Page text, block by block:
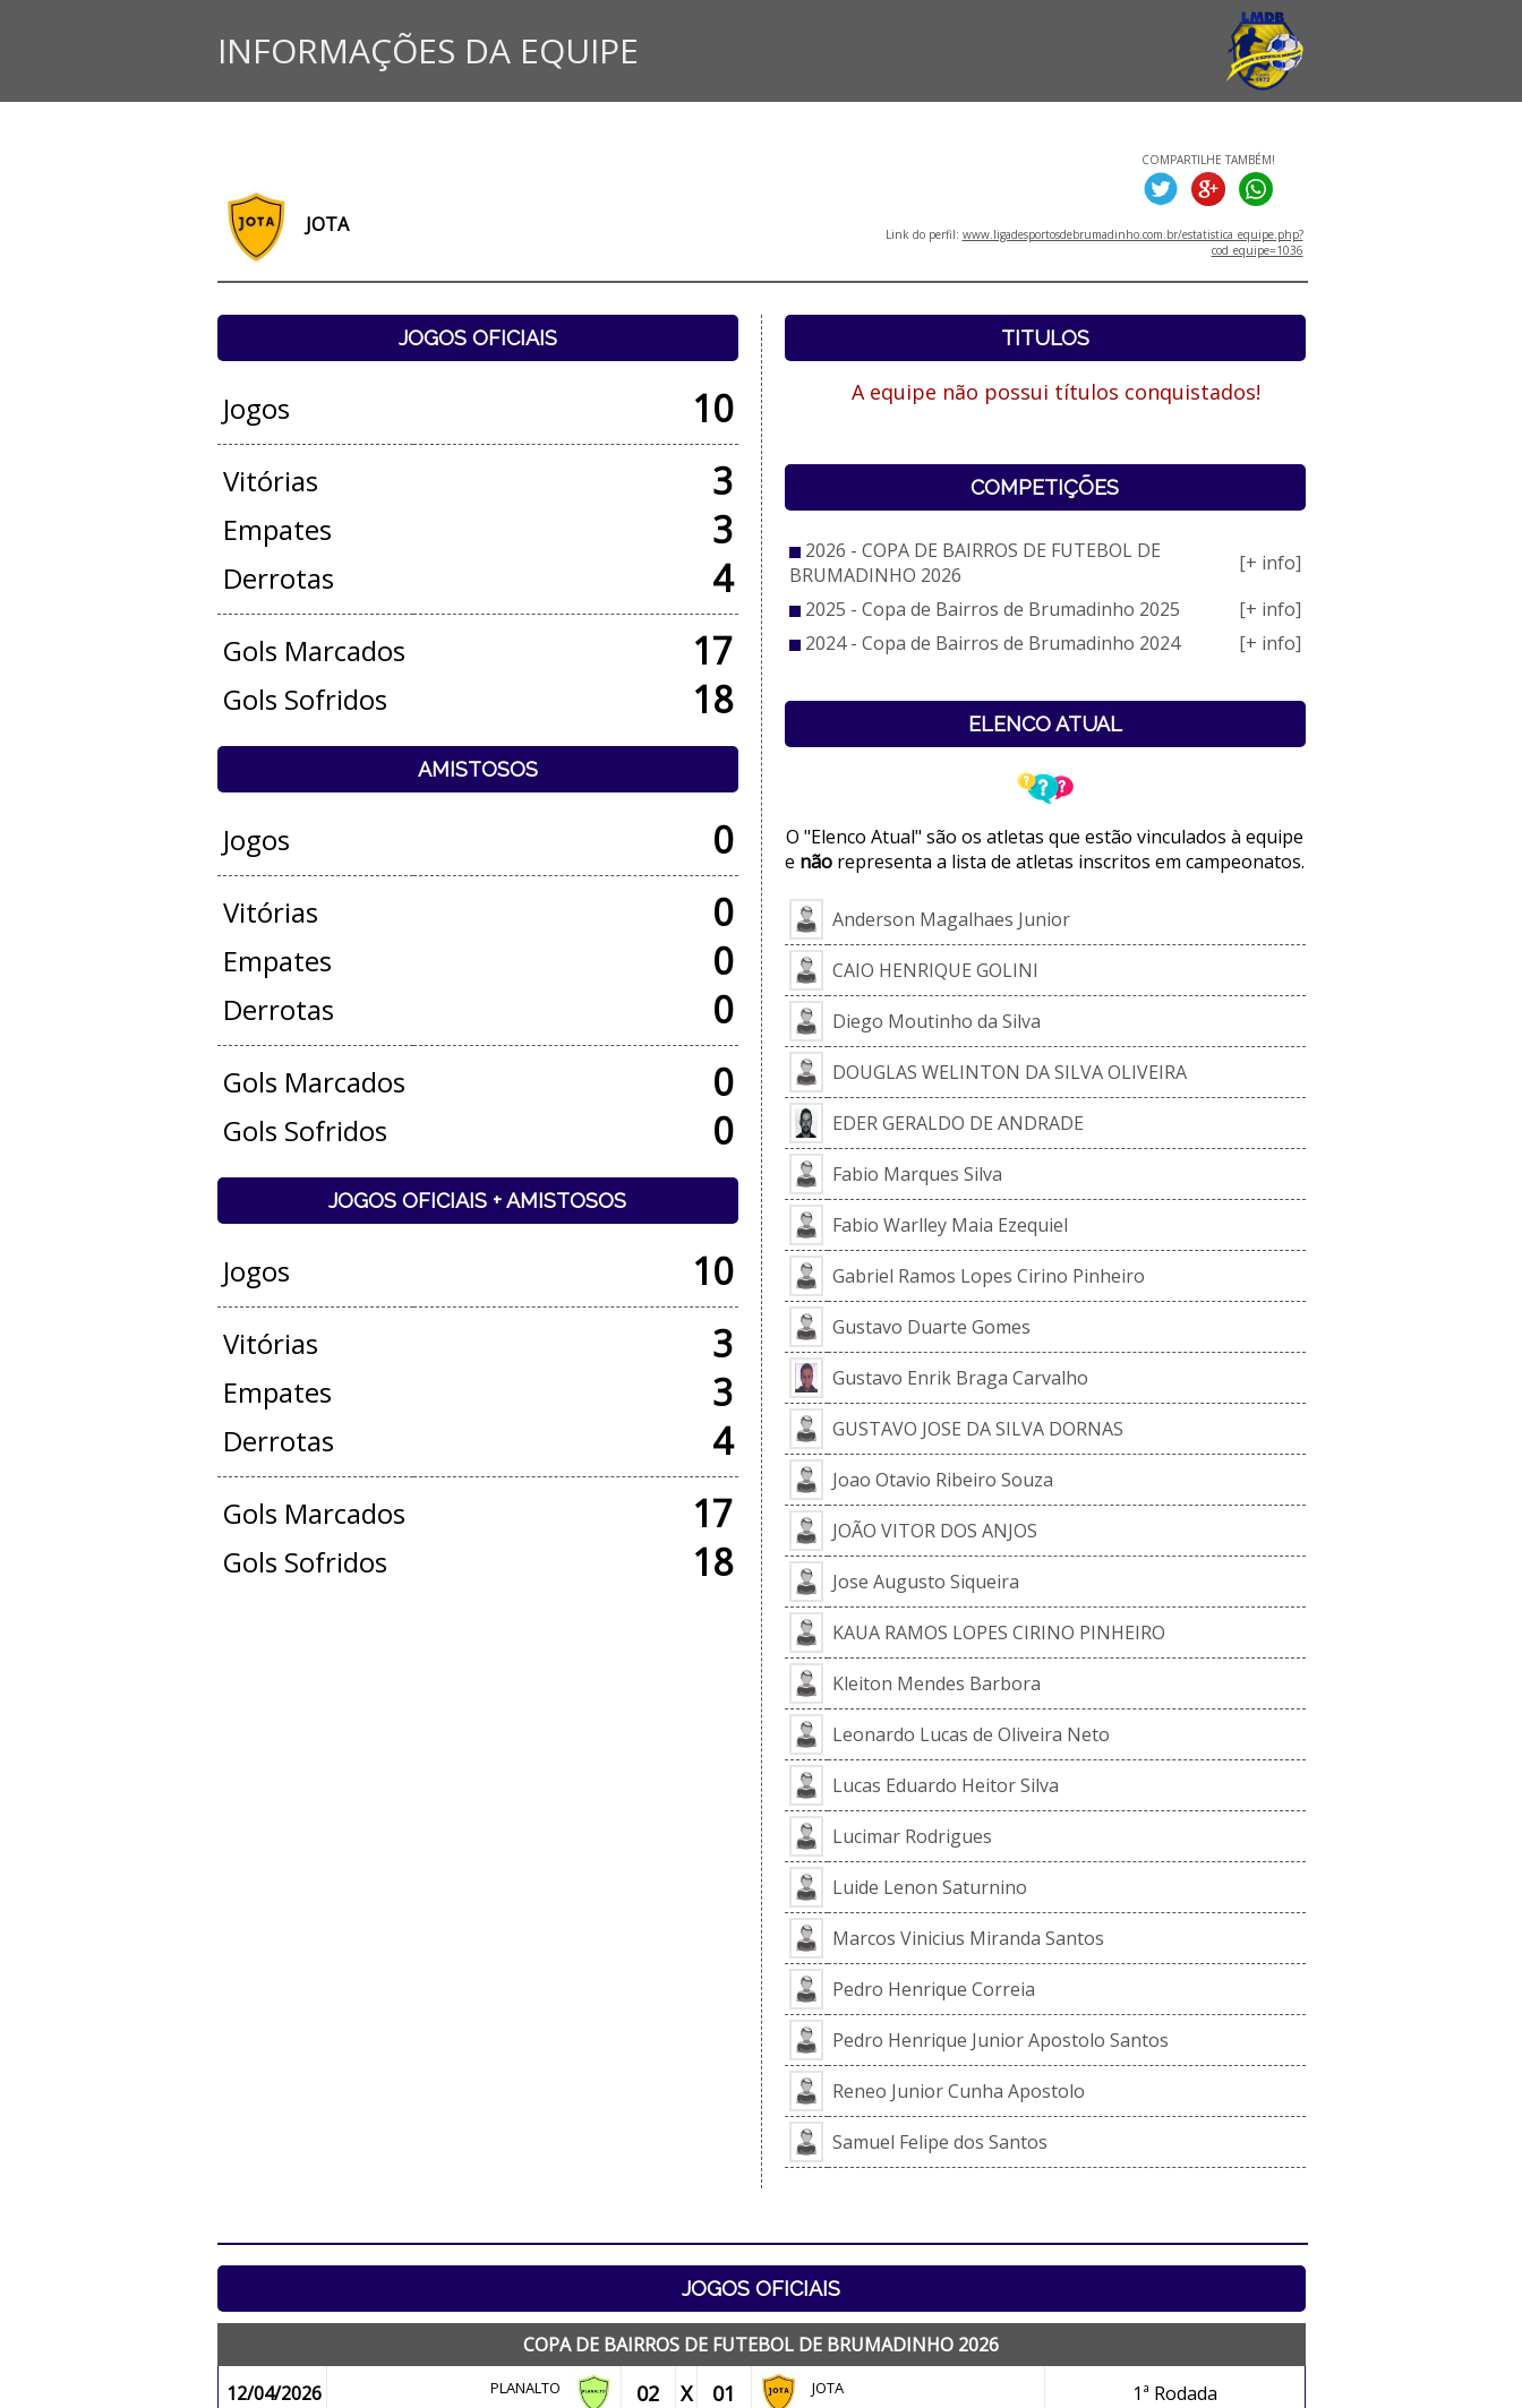
INFORMAÇÕES DA EQUIPE
JOTA
COMPARTILHE TAMBÉM!
Link do perfil: www.ligadesportosdebrumadinho.com.br/estatistica_equipe.php?
cod_equipe=1036
JOGOS OFICIAIS
Jogos 10
Vitórias 3
Empates 3
Derrotas 4
Gols Marcados 17
Gols Sofridos 18
AMISTOSOS
Jogos 0
Vitórias 0
Empates 0
Derrotas 0
Gols Marcados 0
Gols Sofridos 0
JOGOS OFICIAIS + AMISTOSOS
Jogos 10
Vitórias 3
Empates 3
Derrotas 4
Gols Marcados 17
Gols Sofridos 18
TITULOS
A equipe não possui títulos conquistados!
COMPETIÇÕES
2026 - COPA DE BAIRROS DE FUTEBOL DE
BRUMADINHO 2026
[+ info]
2025 - Copa de Bairros de Brumadinho 2025
[+ info]
2024 - Copa de Bairros de Brumadinho 2024
[+ info]
ELENCO ATUAL
O "Elenco Atual" são os atletas que estão vinculados à equipe
e não representa a lista de atletas inscritos em campeonatos.
Anderson Magalhaes Junior
CAIO HENRIQUE GOLINI
Diego Moutinho da Silva
DOUGLAS WELINTON DA SILVA OLIVEIRA
EDER GERALDO DE ANDRADE
Fabio Marques Silva
Fabio Warlley Maia Ezequiel
Gabriel Ramos Lopes Cirino Pinheiro
Gustavo Duarte Gomes
Gustavo Enrik Braga Carvalho
GUSTAVO JOSE DA SILVA DORNAS
Joao Otavio Ribeiro Souza
JOÃO VITOR DOS ANJOS
Jose Augusto Siqueira
KAUA RAMOS LOPES CIRINO PINHEIRO
Kleiton Mendes Barbora
Leonardo Lucas de Oliveira Neto
Lucas Eduardo Heitor Silva
Lucimar Rodrigues
Luide Lenon Saturnino
Marcos Vinicius Miranda Santos
Pedro Henrique Correia
Pedro Henrique Junior Apostolo Santos
Reneo Junior Cunha Apostolo
Samuel Felipe dos Santos
JOGOS OFICIAIS
COPA DE BAIRROS DE FUTEBOL DE BRUMADINHO 2026
12/04/2026
PLANALTO 02 X 01 JOTA 1ª Rodada